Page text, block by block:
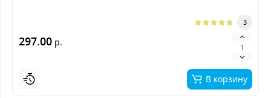
3
297.00 р.
В корзину